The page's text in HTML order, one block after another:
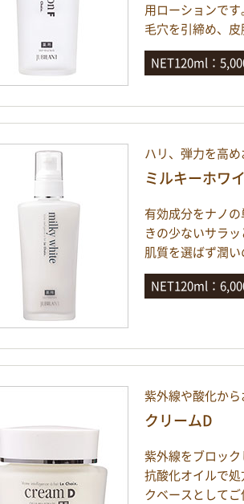
用ローションです
毛穴を引締め、
NET120ml：
ハリ、弾力を高
ミルキーホワ
有効成分をナノ
きの少ないサラ
肌質を選ばず潤い
NET120ml：
紫外線や酸化か
クリームD
紫外線をブロッ
抗酸化オイルで
クベースとしてご